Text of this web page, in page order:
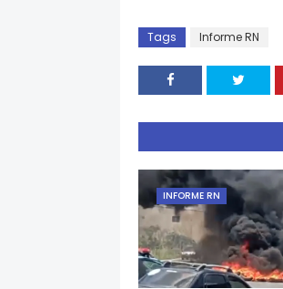
Tags Informe RN
INFORME RN